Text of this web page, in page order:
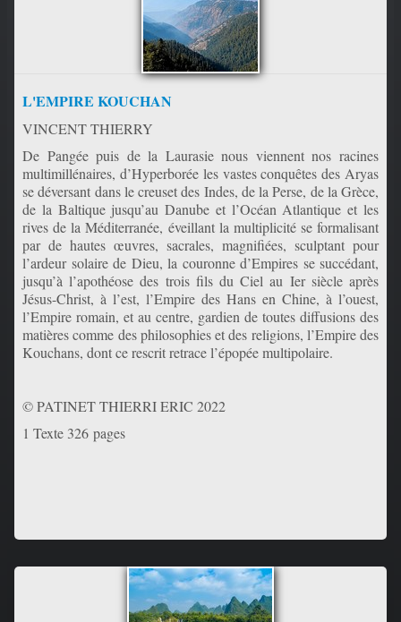
L'EMPIRE KOUCHAN
VINCENT THIERRY
De Pangée puis de la Laurasie nous viennent nos racines
multimillénaires, d’Hyperborée les vastes conquêtes des Aryas
se déversant dans le creuset des Indes, de la Perse, de la Grèce,
de la Baltique jusqu’au Danube et l’Océan Atlantique et les
rives de la Méditerranée, éveillant la multiplicité se formalisant
par de hautes œuvres, sacrales, magnifiées, sculptant pour
l’ardeur solaire de Dieu, la couronne d’Empires se succédant,
jusqu’à l’apothéose des trois fils du Ciel au Ier siècle après
Jésus-Christ, à l’est, l’Empire des Hans en Chine, à l’ouest,
l’Empire romain, et au centre, gardien de toutes diffusions des
matières comme des philosophies et des religions, l’Empire des
Kouchans, dont ce rescrit retrace l’épopée multipolaire.
© PATINET THIERRI ERIC 2022
1 Texte 326 pages